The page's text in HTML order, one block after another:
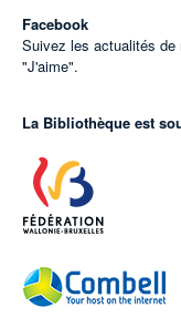
Facebook
Suivez les actualités de
"J'aime".
La Bibliothèque est